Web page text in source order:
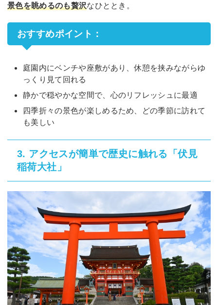
景色を眺めるのも贅沢なひととき。
おすすめポイント：
庭園内にベンチや座敷があり、休憩を挟みながらゆ
っくり見て回れる
静かで穏やかな空間で、心のリフレッシュに最適
四季折々の景色が楽しめるため、どの季節に訪れて
も美しい
3. アクセスが簡単で歴史に触れる「伏見
稲荷大社」